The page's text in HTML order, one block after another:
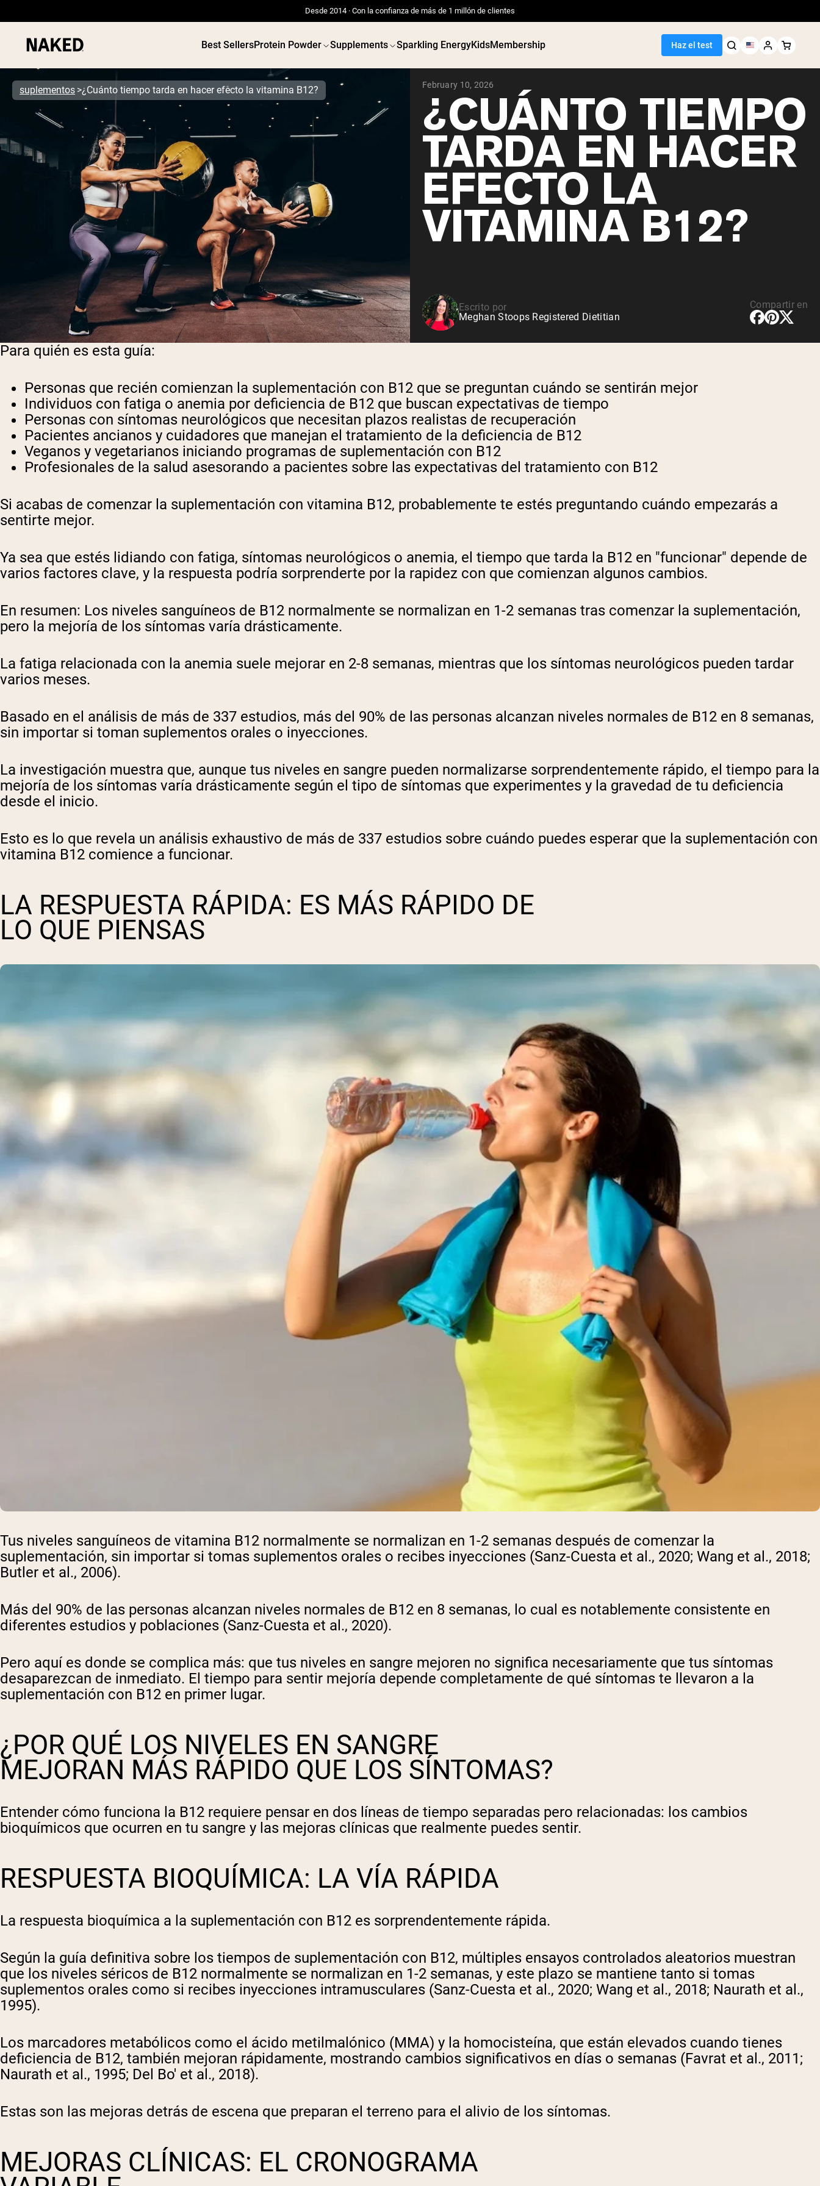
Desde 2014 · Con la confianza de más de 1 millón de clientes
Best SellersProtein Powder Supplements Sparkling EnergyKidsMembership Haz el test
Términos de Búsqueda Populares
”Micellar Casein“
suplementos ¿Cuánto tiempo tarda en hacer efecto la vitamina B12? February 10, 2026
¿CUÁNTO TIEMPO
TARDA EN HACER
EFECTO LA
VITAMINA B12?
Escrito por
Meghan Stoops Registered Dietitian
Compartir en
Para quién es esta guía:
Personas que recién comienzan la suplementación con B12 que se preguntan cuándo se sentirán mejor
Individuos con fatiga o anemia por deficiencia de B12 que buscan expectativas de tiempo
Personas con síntomas neurológicos que necesitan plazos realistas de recuperación
Pacientes ancianos y cuidadores que manejan el tratamiento de la deficiencia de B12
Veganos y vegetarianos iniciando programas de suplementación con B12
Profesionales de la salud asesorando a pacientes sobre las expectativas del tratamiento con B12
Si acabas de comenzar la suplementación con vitamina B12, probablemente te estés preguntando cuándo empezarás a
sentirte mejor.
Ya sea que estés lidiando con fatiga, síntomas neurológicos o anemia, el tiempo que tarda la B12 en "funcionar" depende de
varios factores clave, y la respuesta podría sorprenderte por la rapidez con que comienzan algunos cambios.
En resumen: Los niveles sanguíneos de B12 normalmente se normalizan en 1-2 semanas tras comenzar la suplementación,
pero la mejoría de los síntomas varía drásticamente.
La fatiga relacionada con la anemia suele mejorar en 2-8 semanas, mientras que los síntomas neurológicos pueden tardar
varios meses.
Basado en el análisis de más de 337 estudios, más del 90% de las personas alcanzan niveles normales de B12 en 8 semanas,
sin importar si toman suplementos orales o inyecciones.
La investigación muestra que, aunque tus niveles en sangre pueden normalizarse sorprendentemente rápido, el tiempo para la
mejoría de los síntomas varía drásticamente según el tipo de síntomas que experimentes y la gravedad de tu deficiencia
desde el inicio.
Esto es lo que revela un análisis exhaustivo de más de 337 estudios sobre cuándo puedes esperar que la suplementación con
vitamina B12 comience a funcionar.
LA RESPUESTA RÁPIDA: ES MÁS RÁPIDO DE
LO QUE PIENSAS
Tus niveles sanguíneos de vitamina B12 normalmente se normalizan en 1-2 semanas después de comenzar la
suplementación, sin importar si tomas suplementos orales o recibes inyecciones (Sanz-Cuesta et al., 2020; Wang et al., 2018;
Butler et al., 2006).
Más del 90% de las personas alcanzan niveles normales de B12 en 8 semanas, lo cual es notablemente consistente en
diferentes estudios y poblaciones (Sanz-Cuesta et al., 2020).
Pero aquí es donde se complica más: que tus niveles en sangre mejoren no significa necesariamente que tus síntomas
desaparezcan de inmediato. El tiempo para sentir mejoría depende completamente de qué síntomas te llevaron a la
suplementación con B12 en primer lugar.
¿POR QUÉ LOS NIVELES EN SANGRE
MEJORAN MÁS RÁPIDO QUE LOS SÍNTOMAS?
Entender cómo funciona la B12 requiere pensar en dos líneas de tiempo separadas pero relacionadas: los cambios
bioquímicos que ocurren en tu sangre y las mejoras clínicas que realmente puedes sentir.
RESPUESTA BIOQUÍMICA: LA VÍA RÁPIDA
La respuesta bioquímica a la suplementación con B12 es sorprendentemente rápida.
Según la guía definitiva sobre los tiempos de suplementación con B12, múltiples ensayos controlados aleatorios muestran
que los niveles séricos de B12 normalmente se normalizan en 1-2 semanas, y este plazo se mantiene tanto si tomas
suplementos orales como si recibes inyecciones intramusculares (Sanz-Cuesta et al., 2020; Wang et al., 2018; Naurath et al.,
1995).
Los marcadores metabólicos como el ácido metilmalónico (MMA) y la homocisteína, que están elevados cuando tienes
deficiencia de B12, también mejoran rápidamente, mostrando cambios significativos en días o semanas (Favrat et al., 2011;
Naurath et al., 1995; Del Bo' et al., 2018).
Estas son las mejoras detrás de escena que preparan el terreno para el alivio de los síntomas.
MEJORAS CLÍNICAS: EL CRONOGRAMA